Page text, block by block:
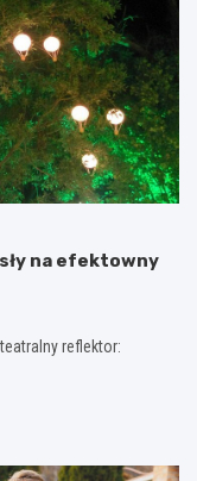
na efektowny
reflektor: